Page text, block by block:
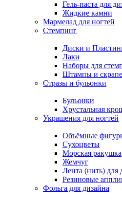
Гель-паста для
Жидкие камни
Мармелад для ногтей
Стемпинг
Диски и
Лаки
Наборы для
Штампы и
Стразы и бульонки
Бульонки
Хрустальная
Украшения для ногтей
Объёмные
Сухоцветы
Морская ракушка
Жемчуг
Лента (нить) для
Резиновые
Фольга для дизайна